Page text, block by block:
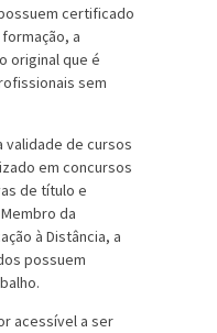
certificado
a
original que é
sem
validade de cursos
em concursos
de título e
da
à Distância, a
possuem
acessível a ser